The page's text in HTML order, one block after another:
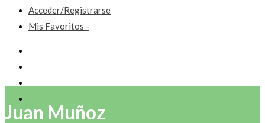
Acceder/Registrarse
Mis Favoritos -
Juan Muñoz